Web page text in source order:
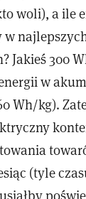
woli), a ile
w
Jakieś 300
w
Wh/kg).
(tyle